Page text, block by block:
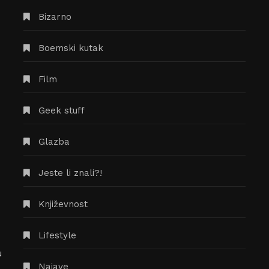
prikaz Knjižnice i čitaonice